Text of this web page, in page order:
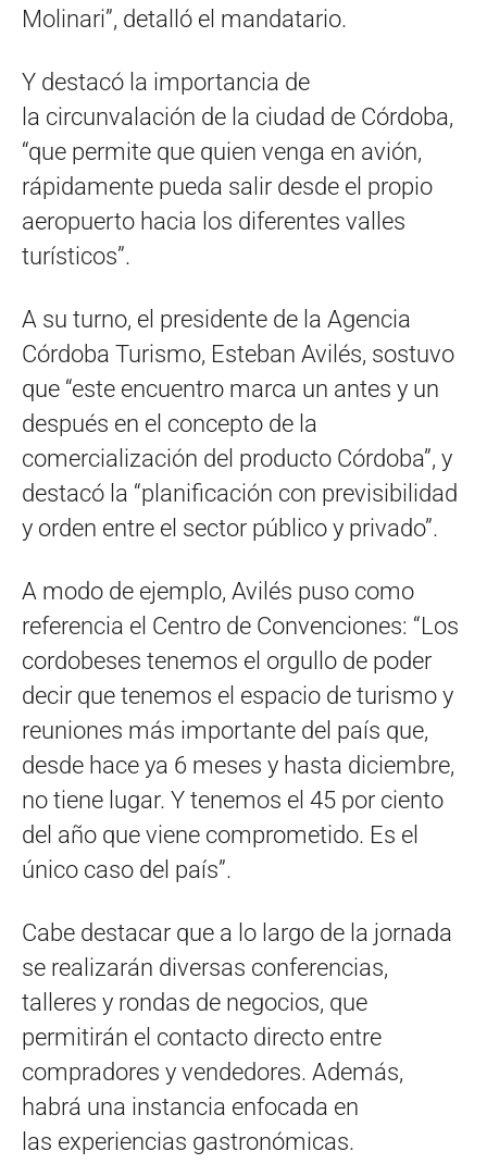
Molinari”, detalló el mandatario.
Y destacó la importancia de
la circunvalación de la ciudad de Córdoba,
“que permite que quien venga en avión,
rápidamente pueda salir desde el propio
aeropuerto hacia los diferentes valles
turísticos”.
A su turno, el presidente de la Agencia
Córdoba Turismo, Esteban Avilés, sostuvo
que “este encuentro marca un antes y un
después en el concepto de la
comercialización del producto Córdoba”, y
destacó la “planificación con previsibilidad
y orden entre el sector público y privado”.
A modo de ejemplo, Avilés puso como
referencia el Centro de Convenciones: “Los
cordobeses tenemos el orgullo de poder
decir que tenemos el espacio de turismo y
reuniones más importante del país que,
desde hace ya 6 meses y hasta diciembre,
no tiene lugar. Y tenemos el 45 por ciento
del año que viene comprometido. Es el
único caso del país”.
Cabe destacar que a lo largo de la jornada
se realizarán diversas conferencias,
talleres y rondas de negocios, que
permitirán el contacto directo entre
compradores y vendedores. Además,
habrá una instancia enfocada en
las experiencias gastronómicas.